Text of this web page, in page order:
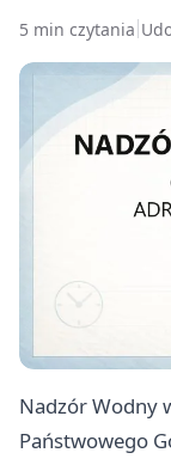
5 min czytania
Nadzór Wodny
Państwowego